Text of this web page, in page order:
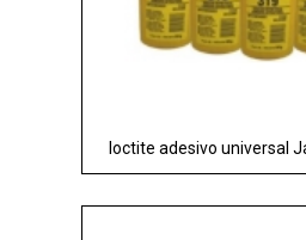
loctite adesivo universal